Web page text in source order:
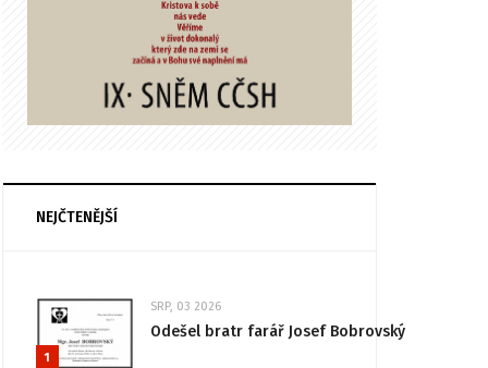
NEJČTENĚJŠÍ
1
SRP, 03 2026
Odešel bratr farář Josef Bobrovský